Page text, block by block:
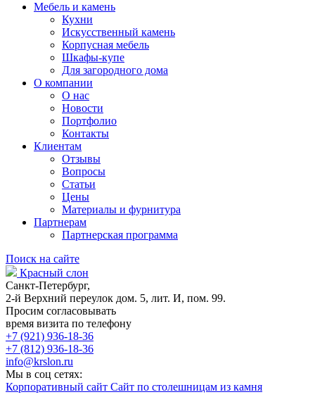
Мебель и камень
Кухни
Искусственный камень
Корпусная мебель
Шкафы-купе
Для загородного дома
О компании
О нас
Новости
Портфолио
Контакты
Клиентам
Отзывы
Вопросы
Статьи
Цены
Материалы и фурнитура
Партнерам
Партнерская программа
Поиск на сайте
Красный слон
Санкт-Петербург,
2-й Верхний переулок дом. 5, лит. И, пом. 99.
Просим согласовывать
время визита по телефону
+7 (921) 936-18-36
+7 (812) 936-18-36
info@krslon.ru
Мы в соц сетях:
Корпоративный сайт Сайт по столешницам из камня